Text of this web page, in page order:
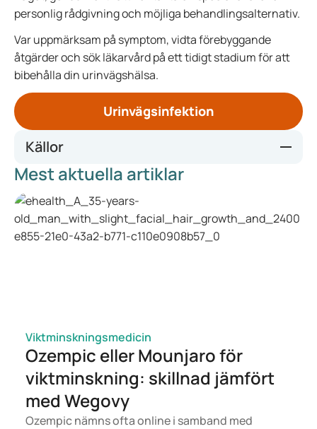
personlig rådgivning och möjliga behandlingsalternativ.
Var uppmärksam på symptom, vidta förebyggande
åtgärder och sök läkarvård på ett tidigt stadium för att
bibehålla din urinvägshälsa.
Urinvägsinfektion
Källor
https://www.thuisarts.nl/blaasontsteking/ik-heb-
blaasontsteking-vrouw
https://www.thuisarts.nl/blaasontsteking/ik-heb-
blaasontsteking-vrouw
https://www.ncbi.nlm.nih.gov/pmc/articles/PMC2840952/
Mest aktuella artiklar
Viktminskningsmedicin
Ozempic eller Mounjaro för
viktminskning: skillnad jämfört
med Wegovy
Ozempic nämns ofta online i samband med